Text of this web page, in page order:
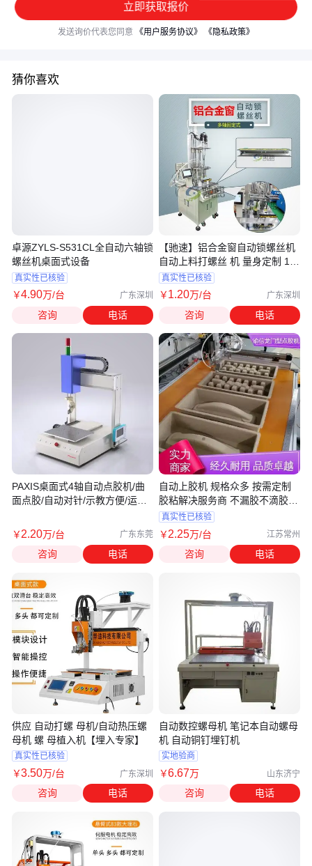
立即获取报价
发送询价代表您同意 《用户服务协议》 《隐私政策》
猜你喜欢
卓源ZYLS-S531CL全自动六轴锁
螺丝机桌面式设备
真实性已核验
￥4.90万/台 广东深圳
咨询 电话
PAXIS桌面式4轴自动点胶机/曲
面点胶/自动对针/示教方便/运行
￥2.20万/台 广东东莞
咨询 电话
供应 自动打螺 母机/自动热压螺
母机 螺 母植入机【埋入专家】
真实性已核验
￥3.50万/台 广东深圳
咨询 电话
【驰速】铝合金窗自动锁螺丝机
自动上料打螺丝 机 量身定制 1机
抵5人
真实性已核验
￥1.20万/台 广东深圳
咨询 电话
自动上胶机 规格众多 按需定制
胶粘解决服务商 不漏胶不滴胶
渝信
真实性已核验
￥2.25万/台 江苏常州
咨询 电话
自动数控螺母机 笔记本自动螺母
机 自动铜钉埋钉机
实地验商
￥6.67万 山东济宁
咨询 电话